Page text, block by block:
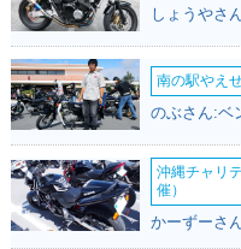
南の駅やえ
のぶさん:ベ
沖縄チャリ
催）
かーずーさ